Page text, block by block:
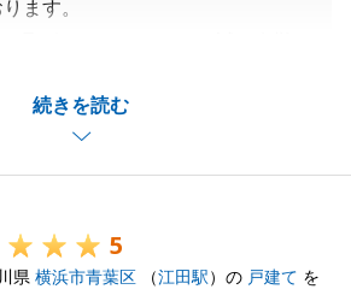
続きを読む
ます。
点からご一緒に戦略を立て、販売
管理などご家族皆様でご協力いただ
す。
で今後もまた何かございましたら
5
県 横浜市青葉区 （江田駅）の 戸建て を